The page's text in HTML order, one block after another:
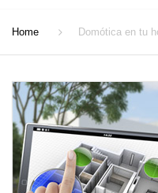
Home Domótica en tu